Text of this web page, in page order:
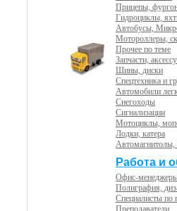
Прицепы,
Гидроциклы,
Автобусы,
Мотороллеры,
Прочее по теме
Запчасти,
Шины, диски
Спецтехника и
Автомобили
Снегоходы
Сигнализации
Мотоциклы,
Лодки, катера
Работа и
Офис-
Полиграфия,
Специалисты по
Преподаватели